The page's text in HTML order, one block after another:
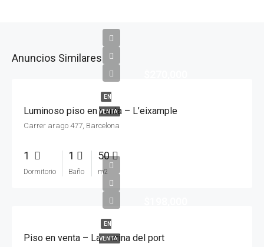
Anuncios Similares
EN
VENTA
Luminoso piso en venta – L’eixample
Carrer arago 477, Barcelona
1
Dormitorio
1
Baño
50
m2
EN
VENTA
Piso en venta – La marina del port